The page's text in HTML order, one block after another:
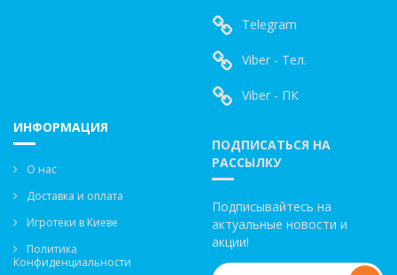
Telegram
Viber - Тел.
Viber - ПК
ИНФОРМАЦИЯ
О нас
Доставка и оплата
Игротеки в Киеве
Политика
Конфиденциальности
ПОДПИСАТЬСЯ НА
РАССЫЛКУ
Подписывайтесь на
актуальные новости и
акции!